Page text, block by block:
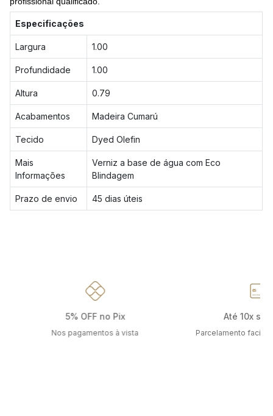
Especificações
Largura 1.00
Profundidade 1.00
Altura 0.79
Acabamentos Madeira Cumarú
Tecido Dyed Olefin
Mais
Informações
Verniz a base de água com Eco
Blindagem
Prazo de envio 45 dias úteis
5% OFF no Pix
Nos pagamentos à vista
Até 10x
Parcelamento